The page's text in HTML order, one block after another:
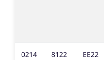
0214 8122 EE22